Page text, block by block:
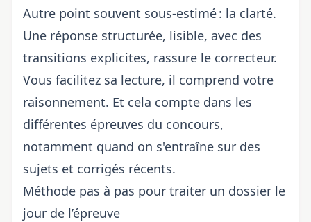
Autre point souvent sous-estimé : la clarté.
Une réponse structurée, lisible, avec des
transitions explicites, rassure le correcteur.
Vous facilitez sa lecture, il comprend votre
raisonnement. Et cela compte dans les
différentes épreuves du concours,
notamment quand on s'entraîne sur des
sujets et corrigés récents.
Méthode pas à pas pour traiter un dossier le
jour de l’épreuve